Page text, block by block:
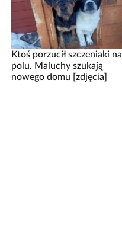
Ktoś porzucił szczeniaki na
polu. Maluchy szukają
nowego domu [zdjęcia]